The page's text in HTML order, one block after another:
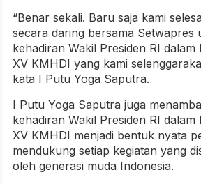
“Benar sekali. Baru saja kami
secara daring bersama Setwapres
kehadiran Wakil Presiden RI dalam
XV KMHDI yang kami
kata I Putu Yoga Saputra.
I Putu Yoga Saputra juga
kehadiran Wakil Presiden RI dalam
XV KMHDI menjadi bentuk nyata
mendukung setiap kegiatan yang
oleh generasi muda Indonesia.